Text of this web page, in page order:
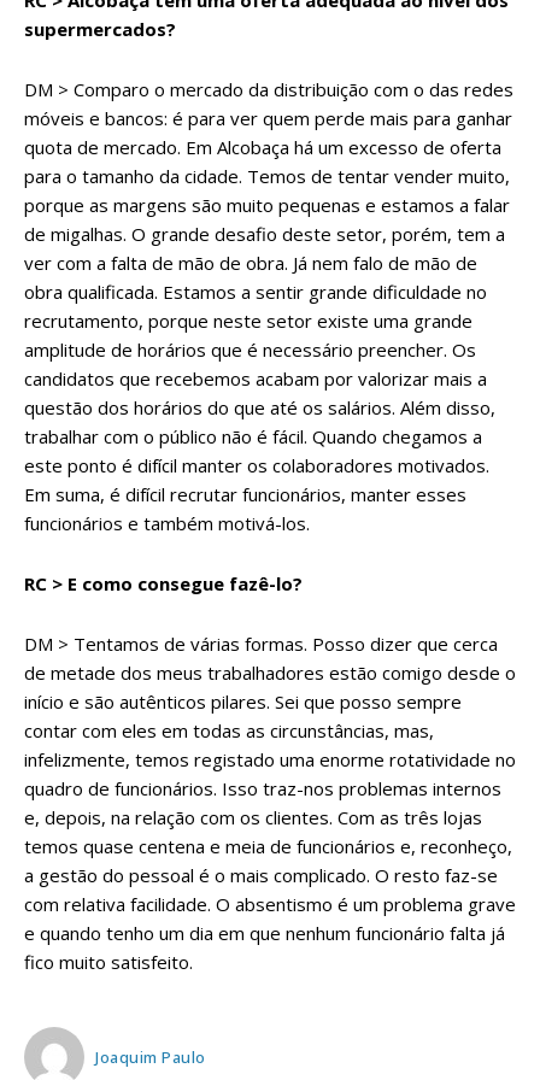
supermercados?
DM > Comparo o mercado da distribuição com o das redes
móveis e bancos: é para ver quem perde mais para ganhar
quota de mercado. Em Alcobaça há um excesso de oferta
para o tamanho da cidade. Temos de tentar vender muito,
porque as margens são muito pequenas e estamos a falar
de migalhas. O grande desafio deste setor, porém, tem a
ver com a falta de mão de obra. Já nem falo de mão de
obra qualificada. Estamos a sentir grande dificuldade no
recrutamento, porque neste setor existe uma grande
amplitude de horários que é necessário preencher. Os
candidatos que recebemos acabam por valorizar mais a
questão dos horários do que até os salários. Além disso,
trabalhar com o público não é fácil. Quando chegamos a
este ponto é difícil manter os colaboradores motivados.
Em suma, é difícil recrutar funcionários, manter esses
funcionários e também motivá-los.
RC > E como consegue fazê-lo?
DM > Tentamos de várias formas. Posso dizer que cerca
de metade dos meus trabalhadores estão comigo desde o
início e são autênticos pilares. Sei que posso sempre
contar com eles em todas as circunstâncias, mas,
infelizmente, temos registado uma enorme rotatividade no
quadro de funcionários. Isso traz-nos problemas internos
e, depois, na relação com os clientes. Com as três lojas
temos quase centena e meia de funcionários e, reconheço,
a gestão do pessoal é o mais complicado. O resto faz-se
com relativa facilidade. O absentismo é um problema grave
e quando tenho um dia em que nenhum funcionário falta já
fico muito satisfeito.
Joaquim Paulo